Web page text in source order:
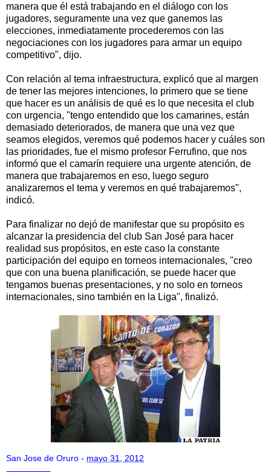
manera que él está trabajando en el diálogo con los
jugadores, seguramente una vez que ganemos las
elecciones, inmediatamente procederemos con las
negociaciones con los jugadores para armar un equipo
competitivo", dijo.
Con relación al tema infraestructura, explicó que al margen
de tener las mejores intenciones, lo primero que se tiene
que hacer es un análisis de qué es lo que necesita el club
con urgencia, "tengo entendido que los camarines, están
demasiado deteriorados, de manera que una vez que
seamos elegidos, veremos qué podemos hacer y cuáles son
las prioridades, fue el mismo profesor Ferrufino, que nos
informó que el camarín requiere una urgente atención, de
manera que trabajaremos en eso, luego seguro
analizaremos el tema y veremos en qué trabajaremos",
indicó.
Para finalizar no dejó de manifestar que su propósito es
alcanzar la presidencia del club San José para hacer
realidad sus propósitos, en este caso la constante
participación del equipo en torneos internacionales, "creo
que con una buena planificación, se puede hacer que
tengamos buenas presentaciones, y no solo en torneos
internacionales, sino también en la Liga", finalizó.
San Jose de Oruro - mayo 31, 2012